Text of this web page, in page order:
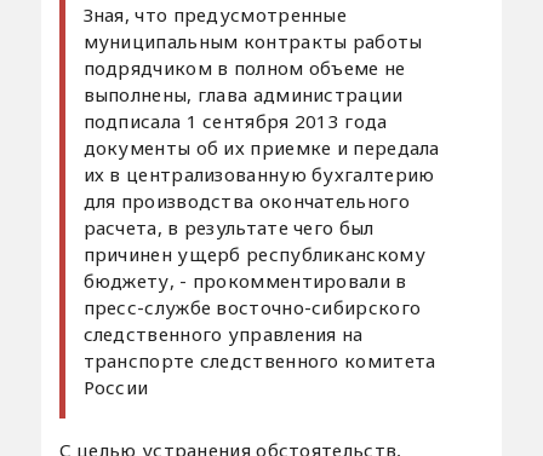
Зная, что предусмотренные
муниципальным контракты работы
подрядчиком в полном объеме не
выполнены, глава администрации
подписала 1 сентября 2013 года
документы об их приемке и передала
их в централизованную бухгалтерию
для производства окончательного
расчета, в результате чего был
причинен ущерб республиканскому
бюджету, - прокомментировали в
пресс-службе восточно-сибирского
следственного управления на
транспорте следственного комитета
России
С целью устранения обстоятельств,